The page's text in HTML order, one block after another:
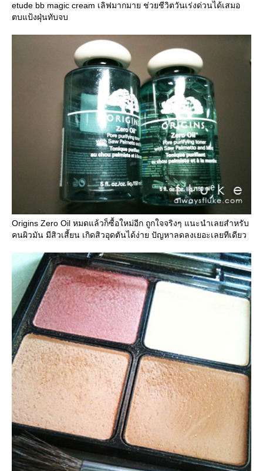
etude bb magic cream เลิฟมากมาย ช่วยชีวิตวันเร่งด่วนได้เสมอ
ตบแป้งฝุ่นทับจบ
Origins Zero Oil หมดแล้วก็ซื้อใหม่อีก ถูกใจจริงๆ แนะนำเลยสำหรับ
คนผิวมัน มีสิวเสี้ยน เกิดสิวอุดตันได้ง่าย ปัญหาลดลงเยอะเลยทีเดียว